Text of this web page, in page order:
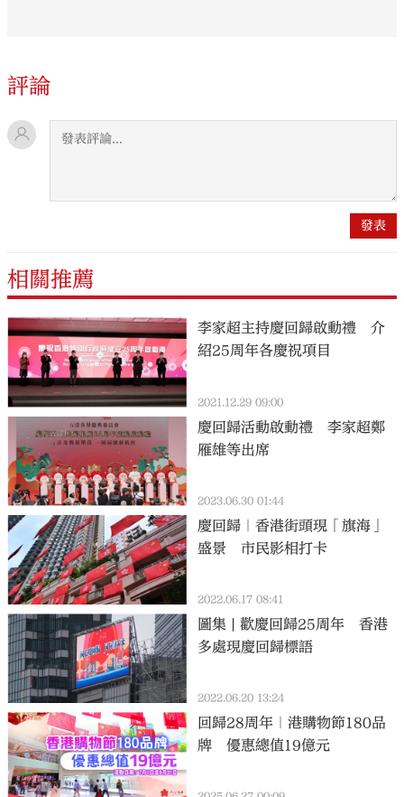
評論
相關推薦
李家超主持慶回歸啟動禮 介
紹25周年各慶祝項目
2021.12.29 09:00
慶回歸活動啟動禮 李家超鄭
雁雄等出席
2023.06.30 01:44
慶回歸｜香港街頭現「旗海」
盛景 市民影相打卡
2022.06.17 08:41
圖集 | 歡慶回歸25周年 香港
多處現慶回歸標語
2022.06.20 13:24
回歸28周年｜港購物節180品
牌 優惠總值19億元